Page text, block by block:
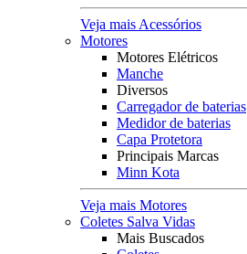
Veja mais Acessórios
Motores
Motores Elétricos
Manche
Diversos
Carregador de baterias
Medidor de baterias
Capa Protetora
Principais Marcas
Minn Kota
Veja mais Motores
Coletes Salva Vidas
Mais Buscados